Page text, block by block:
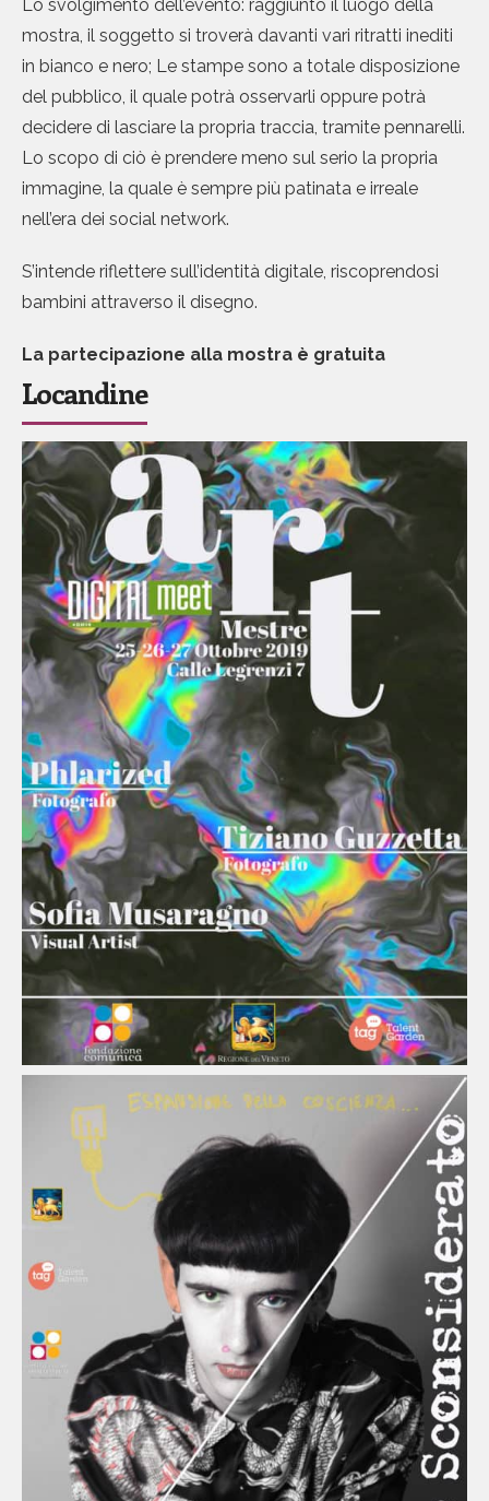
Lo svolgimento dell’evento: raggiunto il luogo della
mostra, il soggetto si troverà davanti vari ritratti inediti
in bianco e nero; Le stampe sono a totale disposizione
del pubblico, il quale potrà osservarli oppure potrà
decidere di lasciare la propria traccia, tramite pennarelli.
Lo scopo di ciò è prendere meno sul serio la propria
immagine, la quale è sempre più patinata e irreale
nell’era dei social network.
S’intende riflettere sull’identità digitale, riscoprendosi
bambini attraverso il disegno.
La partecipazione alla mostra è gratuita
Locandine